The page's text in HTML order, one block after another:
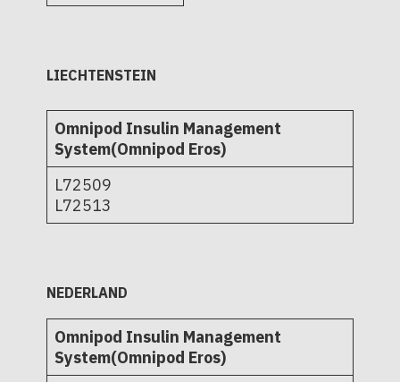
LIECHTENSTEIN
Omnipod Insulin Management
System(Omnipod Eros)
L72509
L72513
NEDERLAND
Omnipod Insulin Management
System(Omnipod Eros)